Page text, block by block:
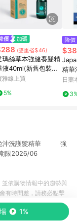
(雙重省$46)
瑪絲草本強健養髮精
液40ml(新舊包裝隨
出貨)
雅線上買
5%
降價
精華
日藥
沖洗護髮精華 強
2026/06
1%
依購物情報中的趨勢與
有時間差，請務必點擊
資訊以合作廠商網頁為